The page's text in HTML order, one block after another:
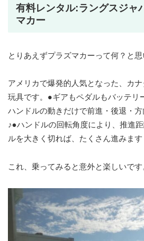
有料レンタル:ラングスジャ
マカー
とりあえずプラズマカーって何？と思
アメリカで爆発的人気となった、カ
玩具です。●ギアもペダルもバッテリ
ハンドルの動きだけで前進・後退・
♪●ハンドルの回転角度により、推進
ルを大きく切れば、たくさん進みま
これ、乗ってみると意外と楽しいです